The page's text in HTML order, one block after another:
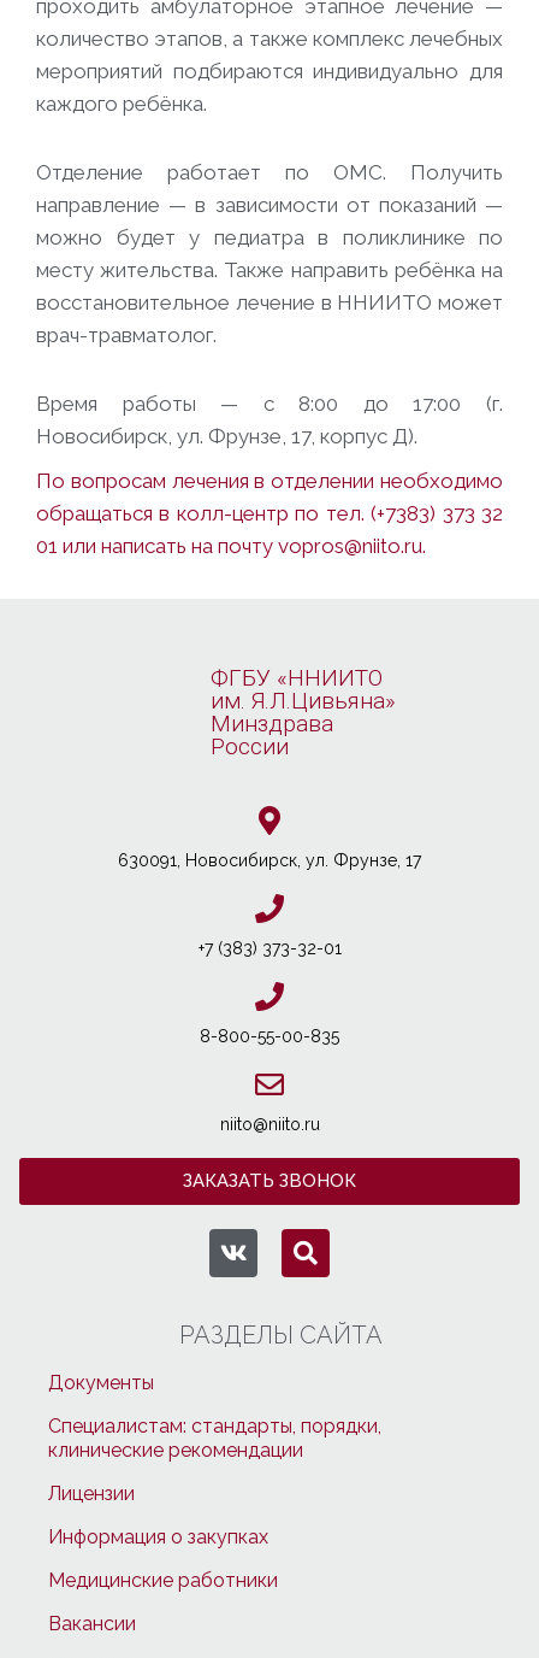
проходить амбулаторное этапное лечение —
количество этапов, а также комплекс лечебных
мероприятий подбираются индивидуально для
каждого ребёнка.
Отделение работает по ОМС. Получить
направление — в зависимости от показаний —
можно будет у педиатра в поликлинике по
месту жительства. Также направить ребёнка на
восстановительное лечение в ННИИТО может
врач-травматолог.
Время работы — с 8:00 до 17:00 (г.
Новосибирск, ул. Фрунзе, 17, корпус Д).
По вопросам лечения в отделении необходимо
обращаться в колл-центр по тел. (+7383) 373 32
01 или написать на почту vopros@niito.ru.
ФГБУ «ННИИТО
им. Я.Л.Цивьяна»
Минздрава
России
630091, Новосибирcк, ул. Фрунзе, 17
+7 (383) 373-32-01
8-800-55-00-835
niito@niito.ru
ЗАКАЗАТЬ ЗВОНОК
РАЗДЕЛЫ САЙТА
Документы
Специалистам: стандарты, порядки,
клинические рекомендации
Лицензии
Информация о закупках
Медицинские работники
Вакансии